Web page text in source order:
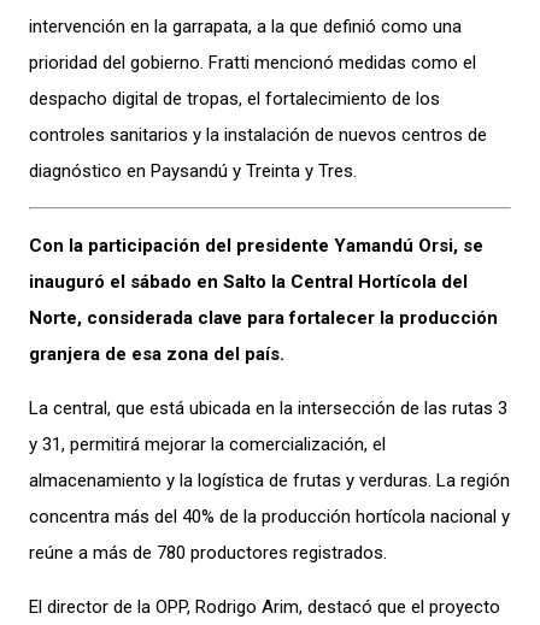
intervención en la garrapata, a la que definió como una
prioridad del gobierno. Fratti mencionó medidas como el
despacho digital de tropas, el fortalecimiento de los
controles sanitarios y la instalación de nuevos centros de
diagnóstico en Paysandú y Treinta y Tres.
Con la participación del presidente Yamandú Orsi, se
inauguró el sábado en Salto la Central Hortícola del
Norte, considerada clave para fortalecer la producción
granjera de esa zona del país.
La central, que está ubicada en la intersección de las rutas 3
y 31, permitirá mejorar la comercialización, el
almacenamiento y la logística de frutas y verduras. La región
concentra más del 40% de la producción hortícola nacional y
reúne a más de 780 productores registrados.
El director de la OPP, Rodrigo Arim, destacó que el proyecto